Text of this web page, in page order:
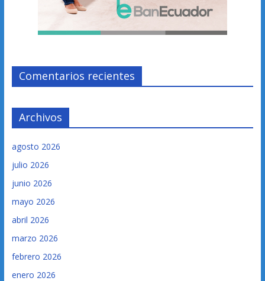
Comentarios recientes
Archivos
agosto 2026
julio 2026
junio 2026
mayo 2026
abril 2026
marzo 2026
febrero 2026
enero 2026